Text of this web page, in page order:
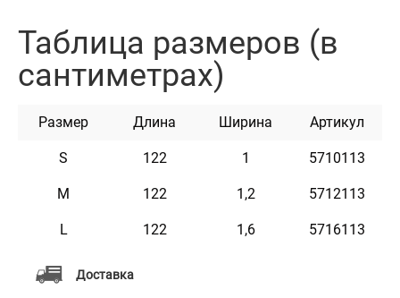
Доставка
будет надежно вам служить и надолго сохранит
первозданный вид. Литая латунная фурнитура очень
службы – более 10 лет. Наш стильный поводок имеет
несколько дизайнов, выполненных с помощью
метода тиснения. Рисунок доступен в золотом и
размеров этот поводок отлично подойдет как для
небольших собак, так и для питомцев больших
Таблица размеров (в
сантиметрах)
Размер Длина Ширина Артикул
S 122 1 5710113
M 122 1,2 5712113
L 122 1,6 5716113